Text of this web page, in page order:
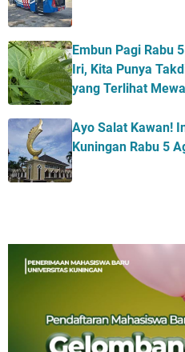
Embun Pagi Rabu
Iri, Kita Punya
yang Terlihat
Ayo Salat Kawan!
Kuningan Rabu 5